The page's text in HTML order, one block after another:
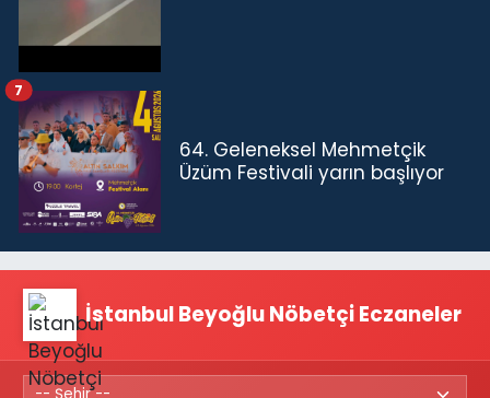
64. Geleneksel Mehmetçik
Üzüm Festivali yarın başlıyor
7
İstanbul Beyoğlu Nöbetçi Eczaneler